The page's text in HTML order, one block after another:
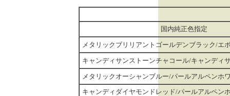
国内純正色指定
メタリックブリリアントゴールデンブラック/エ
キャンディサンストーンチャコール/キャンディ
メタリックオーシャンブルー/パールアルペンホ
キャンディダイヤモンドレッド/パールアルペン